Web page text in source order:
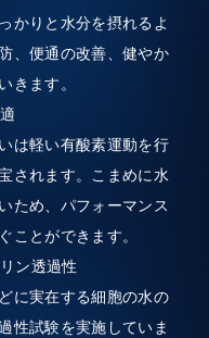
かりと水分を摂れるよ
、便通の改善、健やか
きます。
は軽い有酸素運動を行
されます。こまめに水
ため、パフォーマンス
ことができます。
ン透過性
に実在する細胞の水の
性試験を実施していま